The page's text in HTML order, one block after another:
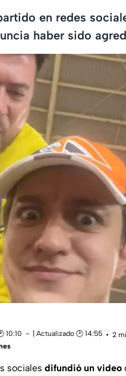
en redes
haber sido
10:10 | Actualizado 🕑 14:55
2
sociales difundió un video